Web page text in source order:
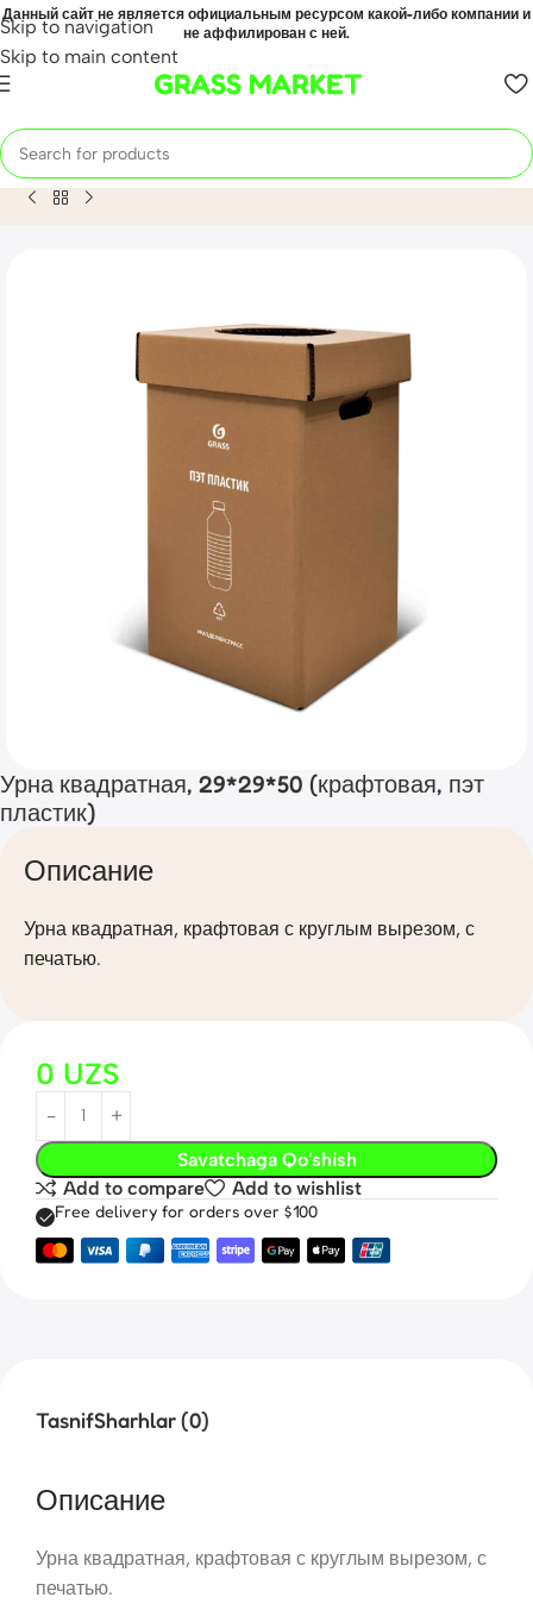
Skip to navigation
Skip to main content
Данный сайт не является официальным ресурсом какой-либо компании и
не аффилирован с ней.
GRASS MARKET
Home Mahsulot Урна квадратная, 29*29*50 (крафтовая,
Урна квадратная, 29*29*50 (крафтовая, пэт
пластик)
Описание
Урна квадратная, крафтовая с круглым вырезом, с
печатью.
0 UZS
Savatchaga Qo'shish
Add to compare
Add to wishlist
Free delivery for orders over $100
TasnifSharhlar (0)
Описание
Урна квадратная, крафтовая с круглым вырезом, с
печатью.